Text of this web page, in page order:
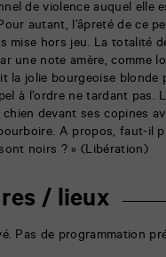
de violence auquel elle
autant, l’âpreté de ce
mise hors jeu. La totalité
une note amère, comme
la jolie bourgeoise blonde
à l’ordre ne tardant pas.
chien devant ses copines
A propos, faut-il
noirs ? » (Libération)
/ lieux
Pas de programmation